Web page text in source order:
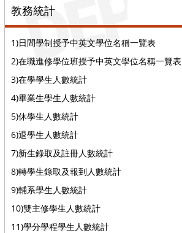
教務統計
1)日間學制授予中英文學位名稱一覽表
2)在職進修學位班授予中英文學位名稱一覽表
3)在學學生人數統計
4)畢業生學生人數統計
5)休學生人數統計
6)退學生人數統計
7)新生錄取及註冊人數統計
8)轉學生錄取及報到人數統計
9)輔系學生人數統計
10)雙主修學生人數統計
11)學分學程學生人數統計